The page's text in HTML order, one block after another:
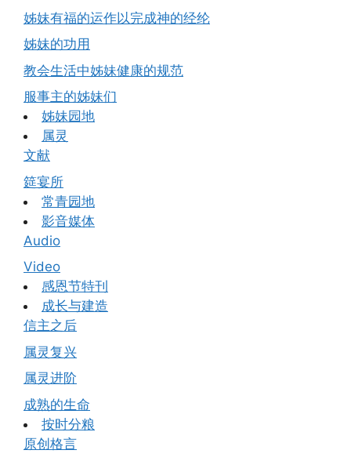
姊妹有福的运作以完成神的经纶
姊妹的功用
教会生活中姊妹健康的规范
服事主的姊妹们
姊妹园地
属灵
文献
筵宴所
常青园地
影音媒体
Audio
Video
感恩节特刊
成长与建造
信主之后
属灵复兴
属灵进阶
成熟的生命
按时分粮
原创格言